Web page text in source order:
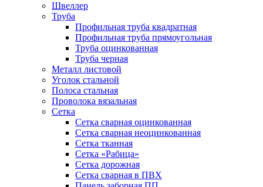
Швеллер
Труба
Профильная труба квадратная
Профильная труба прямоугольная
Труба оцинкованная
Труба черная
Металл листовой
Уголок стальной
Полоса стальная
Проволока вязальная
Сетка
Сетка сварная оцинкованная
Сетка сварная неоцинкованная
Сетка тканная
Сетка «Рабица»
Сетка дорожная
Сетка сварная в ПВХ